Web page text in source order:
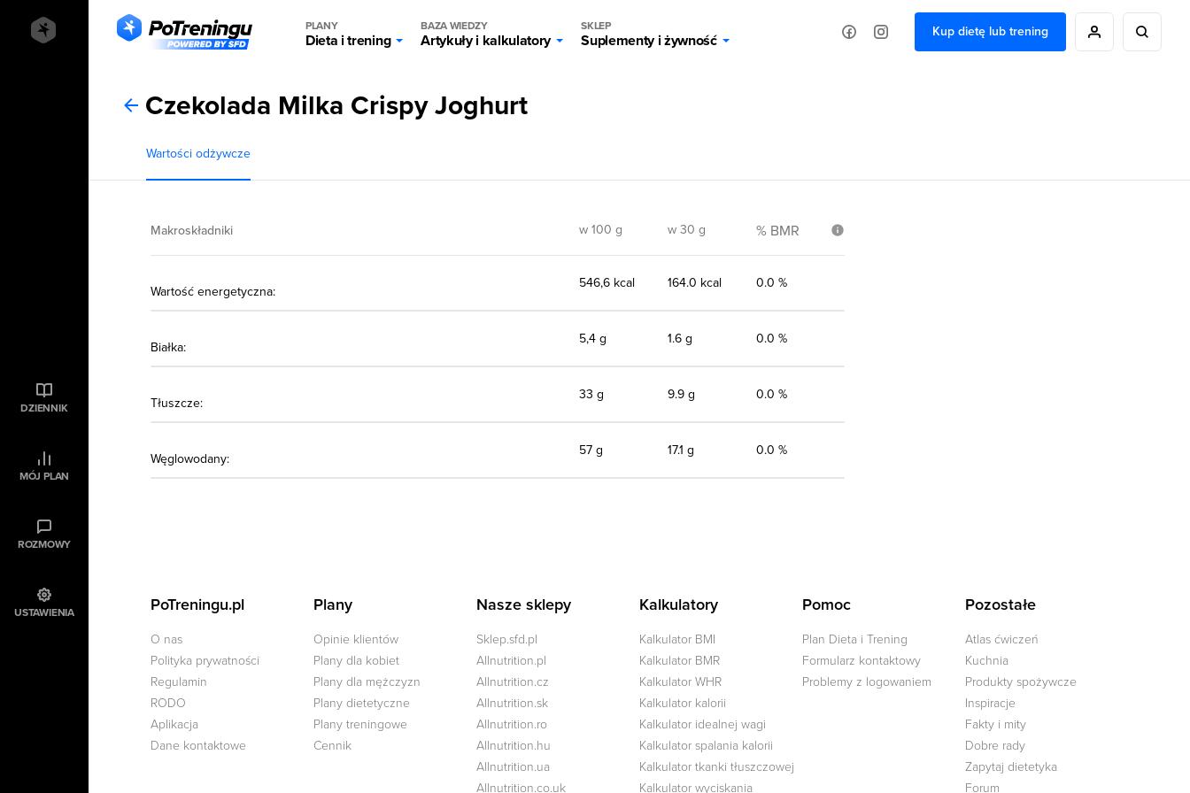
PLANY
Dieta i trening
BAZA WIEDZY
Artykuły i kalkulatory
SKLEP
Suplementy i żywność
Kup dietę lub trening
DZIENNIK
MÓJ PLAN
ROZMOWY
USTAWIENIA
Czekolada Milka Crispy Joghurt
Wartości odżywcze
Makroskładniki w 100 g w 30 g % BMR
Wartość energetyczna:
546,6 kcal 164.0 kcal 0.0 %
Białka:
5,4 g 1.6 g 0.0 %
Tłuszcze:
33 g 9.9 g 0.0 %
Węglowodany:
57 g 17.1 g 0.0 %
PoTreningu.pl
O nas
Polityka prywatności
Regulamin
RODO
Aplikacja
Dane kontaktowe
Plany
Opinie klientów
Plany dla kobiet
Plany dla mężczyzn
Plany dietetyczne
Plany treningowe
Cennik
Nasze sklepy
Sklep.sfd.pl
Allnutrition.pl
Allnutrition.cz
Allnutrition.sk
Allnutrition.ro
Allnutrition.hu
Allnutrition.ua
Allnutrition.co.uk
Kalkulatory
Kalkulator BMI
Kalkulator BMR
Kalkulator WHR
Kalkulator kalorii
Kalkulator idealnej wagi
Kalkulator spalania kalorii
Kalkulator tkanki tłuszczowej
Kalkulator wyciskania
Pomoc
Plan Dieta i Trening
Formularz kontaktowy
Problemy z logowaniem
Pozostałe
Atlas ćwiczeń
Kuchnia
Produkty spożywcze
Inspiracje
Fakty i mity
Dobre rady
Zapytaj dietetyka
Forum